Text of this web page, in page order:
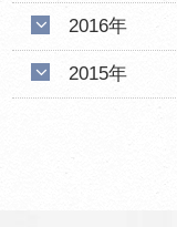
2016年
2015年